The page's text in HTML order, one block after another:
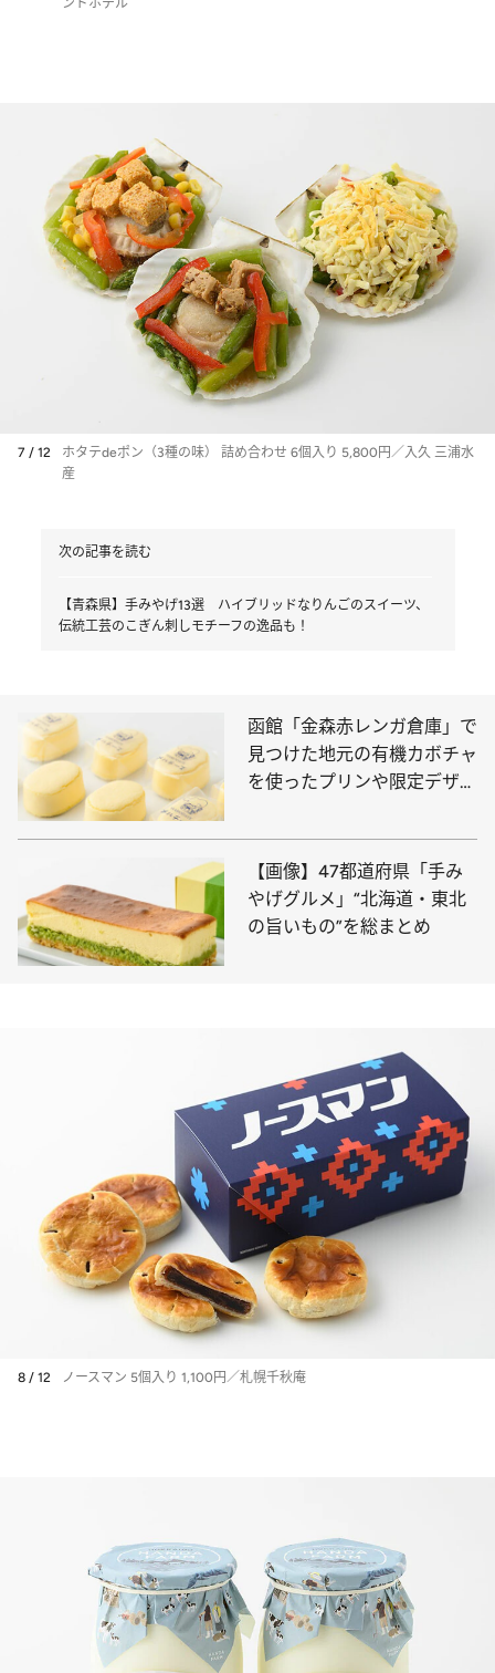
ンドホテル
7 / 12
ホタテdeポン（3種の味） 詰め合わせ 6個入り 5,800円／入久 三浦水
産
次の記事を読む
【青森県】手みやげ13選 ハイブリッドなりんごのスイーツ、
伝統工芸のこぎん刺しモチーフの逸品も！
函館「金森赤レンガ倉庫」で
見つけた地元の有機カボチャ
を使ったプリンや限定デザイ
【画像】47都道府県「手み
やげグルメ」“北海道・東北
の旨いもの”を総まとめ
8 / 12 ノースマン 5個入り 1,100円／札幌千秋庵